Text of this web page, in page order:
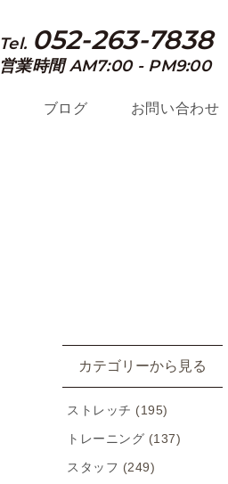
Tel. 052-263-7838
営業時間 AM7:00 - PM9:00
ブログ お問い合わせ
カテゴリーから見る
ストレッチ (195)
トレーニング (137)
スタッフ (249)